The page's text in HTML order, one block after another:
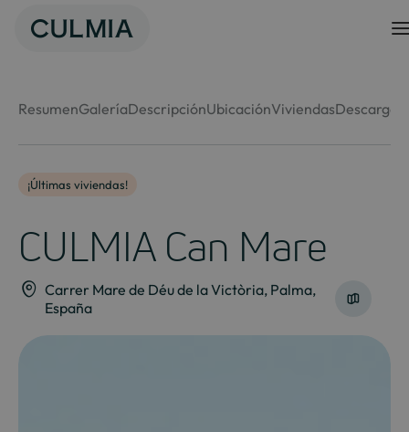
ResumenGaleríaDescripciónUbicaciónViviendasDescargas
¡Últimas viviendas!
CULMIA Can Mare
Carrer Mare de Déu de la Victòria, Palma,
España